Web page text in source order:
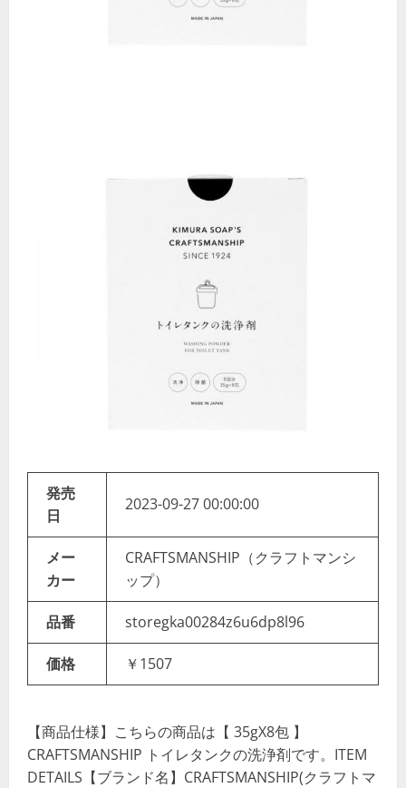
発売
日
2023-09-27 00:00:00
メー
カー
CRAFTSMANSHIP（クラフトマンシ
ップ）
品番 storegka00284z6u6dp8l96
価格 ￥1507
【商品仕様】こちらの商品は【 35gX8包 】
CRAFTSMANSHIP トイレタンクの洗浄剤です。ITEM
DETAILS【ブランド名】CRAFTSMANSHIP(クラフトマ